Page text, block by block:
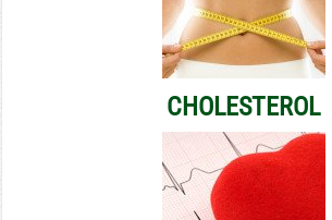
CHOLESTEROL